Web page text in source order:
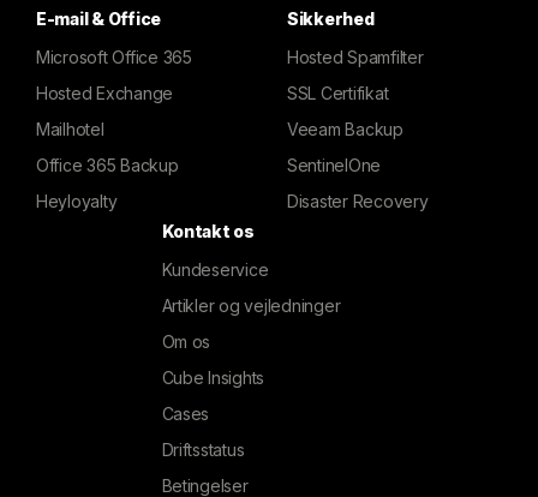
E-mail & Office
Microsoft Office 365
Hosted Exchange
Mailhotel
Office 365 Backup
Heyloyalty
Sikkerhed
Hosted Spamfilter
SSL Certifikat
Veeam Backup
SentinelOne
Disaster Recovery
Kontakt os
Kundeservice
Artikler og vejledninger
Om os
Cube Insights
Cases
Driftsstatus
Betingelser